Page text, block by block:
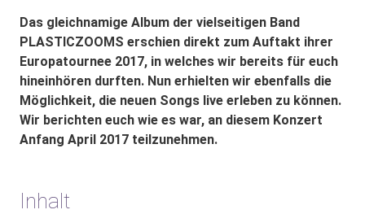
Das gleichnamige Album der vielseitigen Band
PLASTICZOOMS erschien direkt zum Auftakt ihrer
Europatournee 2017, in welches wir bereits für euch
hineinhören durften. Nun erhielten wir ebenfalls die
Möglichkeit, die neuen Songs live erleben zu können.
Wir berichten euch wie es war, an diesem Konzert
Anfang April 2017 teilzunehmen.
Inhalt